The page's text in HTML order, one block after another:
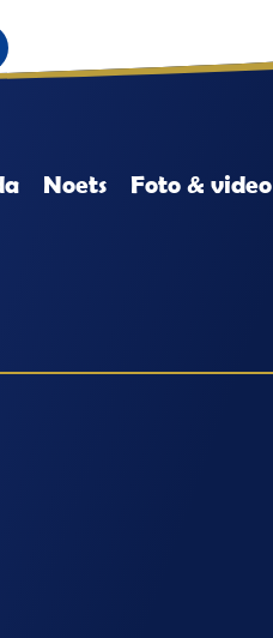
Noets Foto & video